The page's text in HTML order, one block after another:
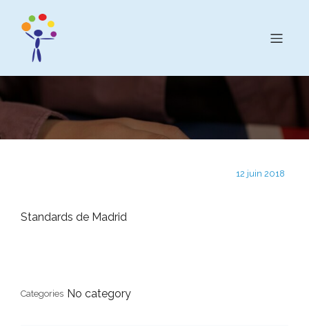
12 juin 2018
Standards de Madrid
Categories No category